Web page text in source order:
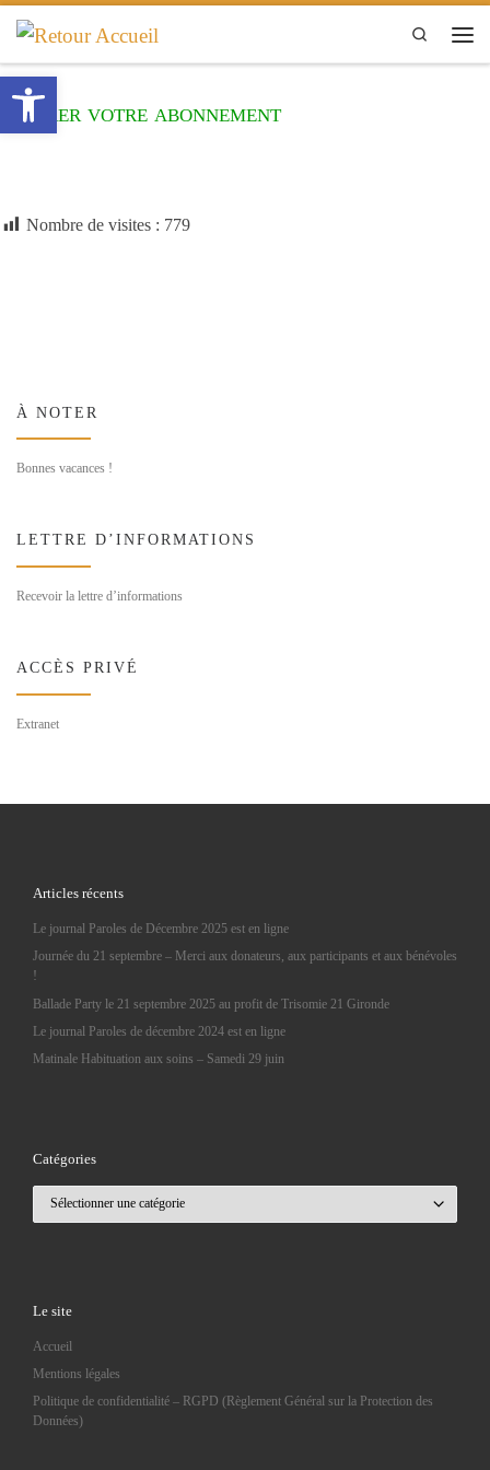
Passer au contenu
Search
Gérer votre abonnement
Nombre de visites : 779
À NOTER
Bonnes vacances !
LETTRE D’INFORMATIONS
Recevoir la lettre d’informations
ACCÈS PRIVÉ
Extranet
Articles récents
Le journal Paroles de Décembre 2025 est en ligne
Journée du 21 septembre – Merci aux donateurs, aux participants et aux bénévoles
!
Ballade Party le 21 septembre 2025 au profit de Trisomie 21 Gironde
Le journal Paroles de décembre 2024 est en ligne
Matinale Habituation aux soins – Samedi 29 juin
Catégories
Le site
Accueil
Mentions légales
Politique de confidentialité – RGPD (Règlement Général sur la Protection des
Données)
Ouvrir la barre d’outils